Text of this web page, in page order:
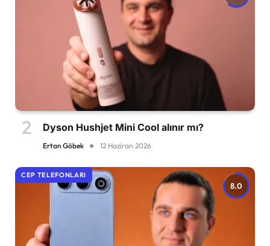
Dyson Hushjet Mini Cool alınır mı?
Ertan Göbek 12 Haziran 2026
8.0
CEP TELEFONLARI